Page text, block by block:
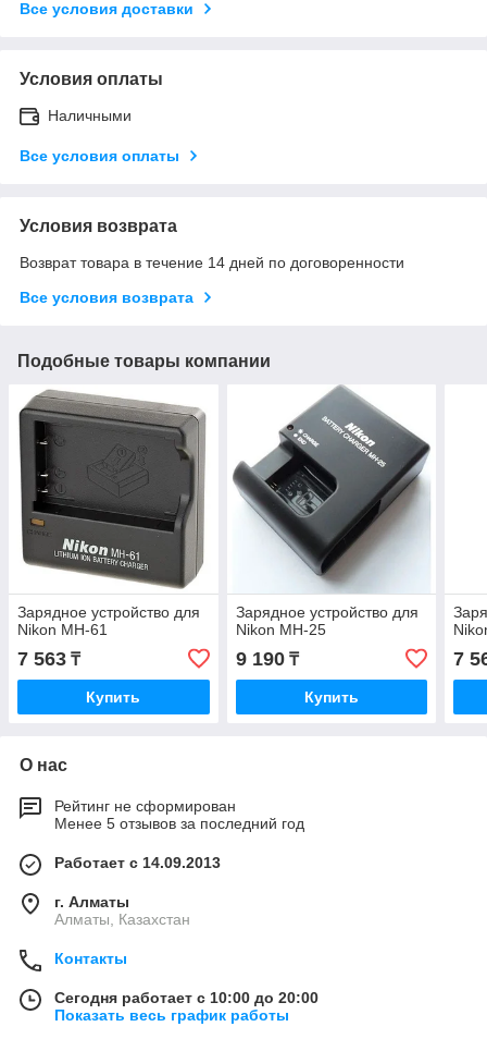
Все условия доставки
Условия оплаты
Наличными
Все условия оплаты
Условия возврата
Возврат товара в течение 14 дней по договоренности
Все условия возврата
Подобные товары компании
Зарядное устройство для
Nikon MH-61
7 563 ₸
Купить
Зарядное устройство для
Nikon MH-25
9 190₸
Купить
7
О нас
Рейтинг не сформирован
Менее 5 отзывов за последний год
Работает с 14.09.2013
г. Алматы
Алматы, Казахстан
Контакты
Сегодня работает с 10:00 до 20:00
Показать весь график работы